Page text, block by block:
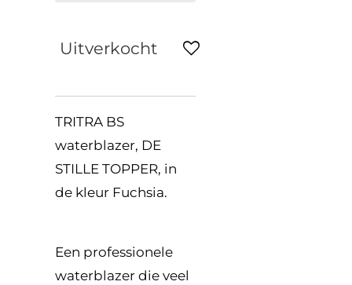
Uitverkocht
TRITRA BS
waterblazer, DE
STILLE TOPPER, in
de kleur Fuchsia.
Een professionele
waterblazer die veel